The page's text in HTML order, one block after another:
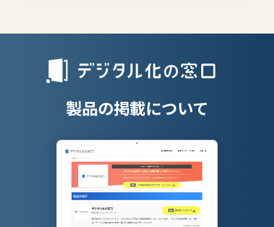
授業支援シス
製品の掲載について